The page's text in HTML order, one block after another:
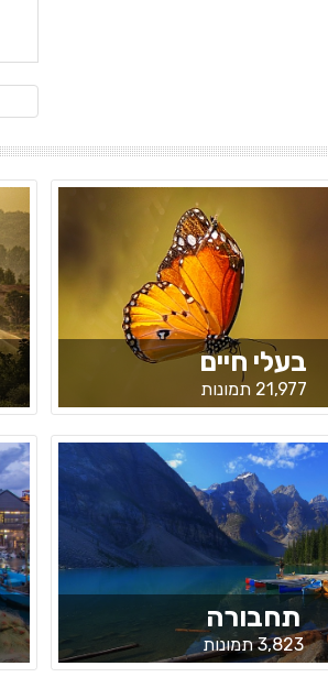
בעלי חיים
21,977 תמונות
תחבורה
3,823 תמונות